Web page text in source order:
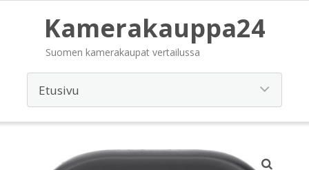
Kamerakauppa24
Suomen kamerakaupat vertailussa